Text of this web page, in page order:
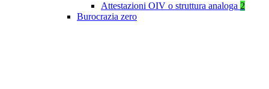
Attestazioni OIV o struttura analoga 2
Burocrazia zero